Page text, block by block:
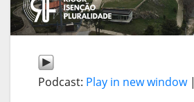
Podcast: Play in new window|